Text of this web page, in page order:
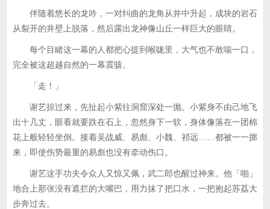
伴随着悠长的龙吟，一对纠曲的龙角从井中升起，成块的岩石
从裂开的井壁上脱落，然后露出龙神像山丘一样巨大的眼睛。
每个目睹这一幕的人都把心提到喉咙里，大气也不敢喘一口，
完全被这超越自然的一幕震骇。
「走！」
谢艺掠过来，先扯起小紫往洞窟深处一抛。小紫身不由己地飞
出十几丈，眼看就要跌在石上，忽然身下一软，身体像落在一团棉
花上般轻轻坐倒。接着吴战威、易彪、小魏、祁远……都被一一掷
来，即使伤势最重的易彪也没有牵动伤口。
谢艺这手功夫令众人又惊又佩，武二郎也醒过神来。他「啪」
地合上那张没有遮拦的大嘴巴，用力抹了把口水，一把抱起苏荔大
步奔过去。